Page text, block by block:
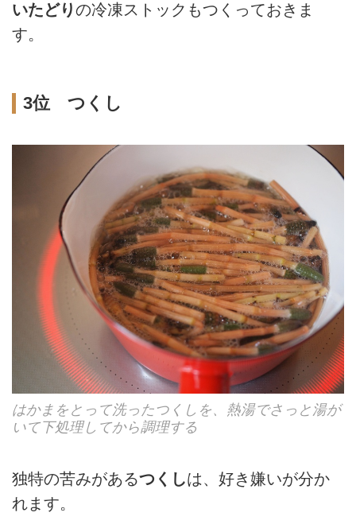
いたどりの冷凍ストックもつくっておきま
す。
3位 つくし
はかまをとって洗ったつくしを、熱湯でさっと湯が
いて下処理してから調理する
独特の苦みがあるつくしは、好き嫌いが分か
れます。